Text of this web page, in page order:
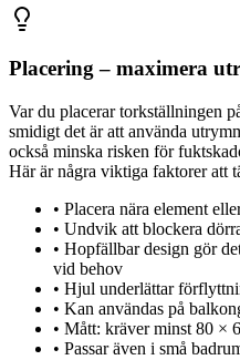
Placering – maximera
Var du placerar torkställningen
smidigt det är att använda
också minska risken för
Här är några viktiga faktorer att
• Placera nära element
• Undvik att blockera
• Hopfällbar design gör
vid behov
• Hjul underlättar
• Kan användas på
• Mått: kräver minst 80 ×
• Passar även i små